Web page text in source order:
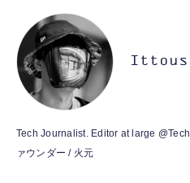
MFi認証 【ハイ
し 48ビット/
【HIFI音質】
ット）
￥53,900
霊界コミュニ
Tech Journalist. Editor at large
ァウンダー / 火元